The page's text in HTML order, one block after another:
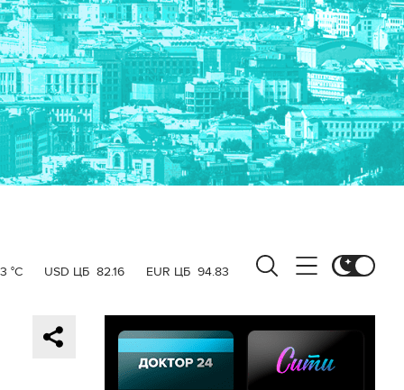
°C USD ЦБ 82.16 EUR ЦБ 94.83